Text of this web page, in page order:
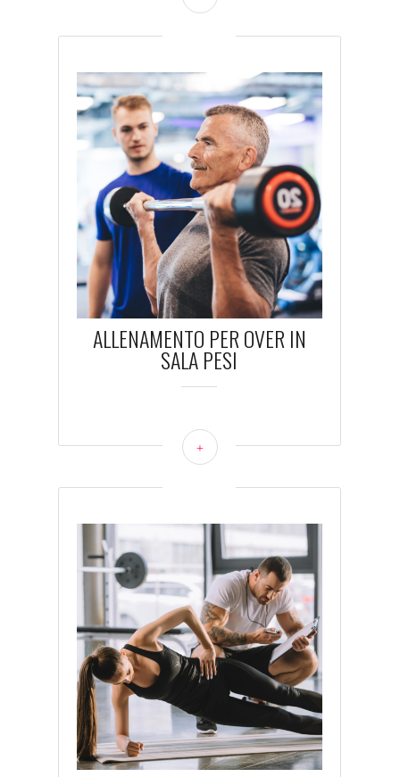
ALLENAMENTO PER OVER IN
SALA PESI
+